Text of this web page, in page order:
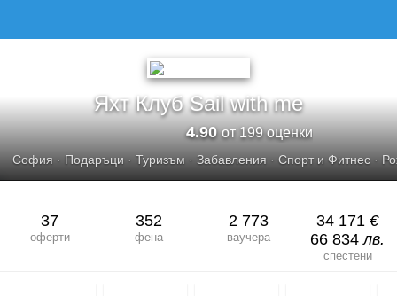
Яхт Клуб Sail with me
4.90от 199 оценки
София · Подаръци · Туризъм · Забавления · Спорт и Фитнес ·
37
оферти
352
фена
2 773
ваучера
34 171 €
66 834лв.
спестени